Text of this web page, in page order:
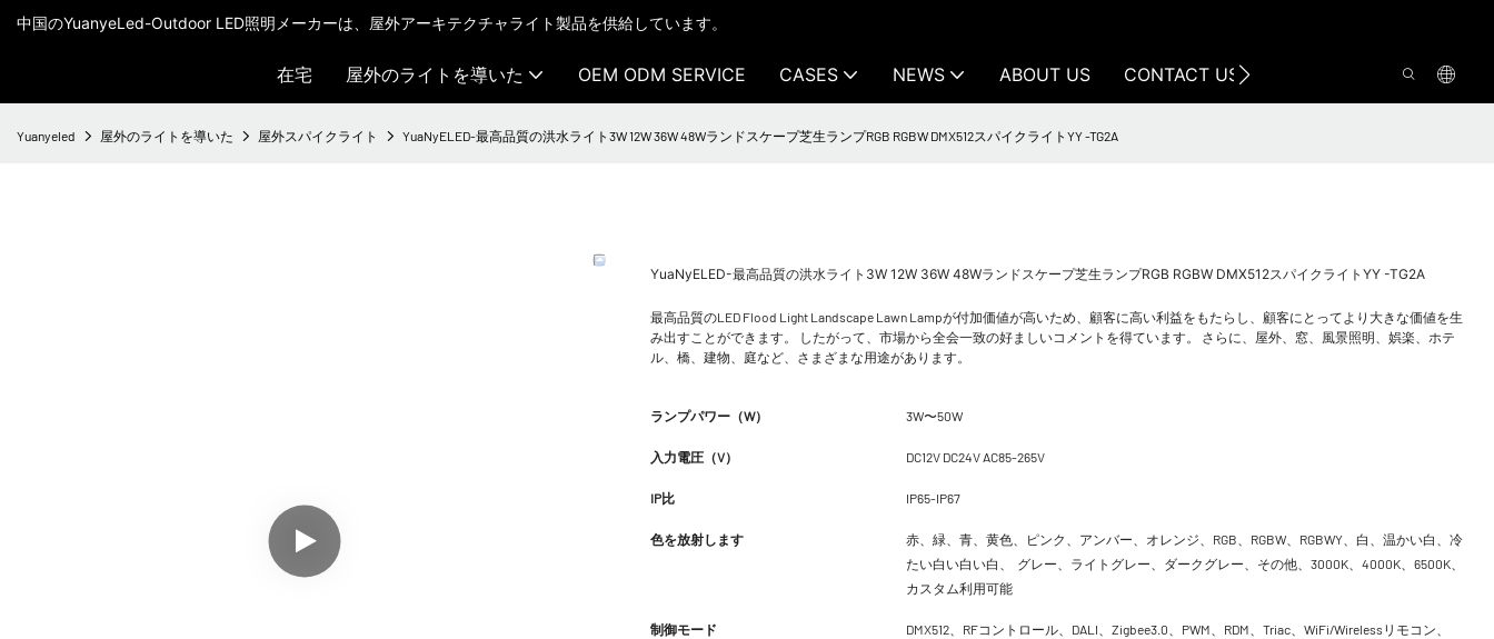
中国のYuanyeLed-Outdoor LED照明メーカーは、屋外アーキテクチャライト製品を供給しています。
在宅 屋外のライトを導いた OEM ODM SERVICE CASES NEWS ABOUT US CONTACT US
Yuanyeled 屋外のライトを導いた 屋外スパイクライト YuaNyELED-最高品質の洪水ライト3W 12W 36W 48Wランドスケープ芝生ランプRGB RGBW DMX512スパイクライトYY -TG2A
YuaNyELED-最高品質の洪水ライト3W 12W 36W 48Wランドスケープ芝生ランプRGB RGBW DMX512スパイクライトYY -TG2A
最高品質のLED Flood Light Landscape Lawn Lampが付加価値が高いため、顧客に高い利益をもたらし、顧客にとってより大きな価値を生
み出すことができます。 したがって、市場から全会一致の好ましいコメントを得ています。 さらに、屋外、窓、風景照明、娯楽、ホテ
ル、橋、建物、庭など、さまざまな用途があります。
ランプパワー（W） 3W〜50W
入力電圧（V） DC12V DC24V AC85-265V
IP比 IP65-IP67
色を放射します
赤、緑、青、黄色、ピンク、アンバー、オレンジ、RGB、RGBW、RGBWY、白、温かい白、冷
たい白い白い白、 グレー、ライトグレー、ダークグレー、その他、3000K、4000K、6500K、
カスタム利用可能
制御モード
DMX512、RFコントロール、DALI、Zigbee3.0、PWM、RDM、Triac、WiFi/Wirelessリモコン、